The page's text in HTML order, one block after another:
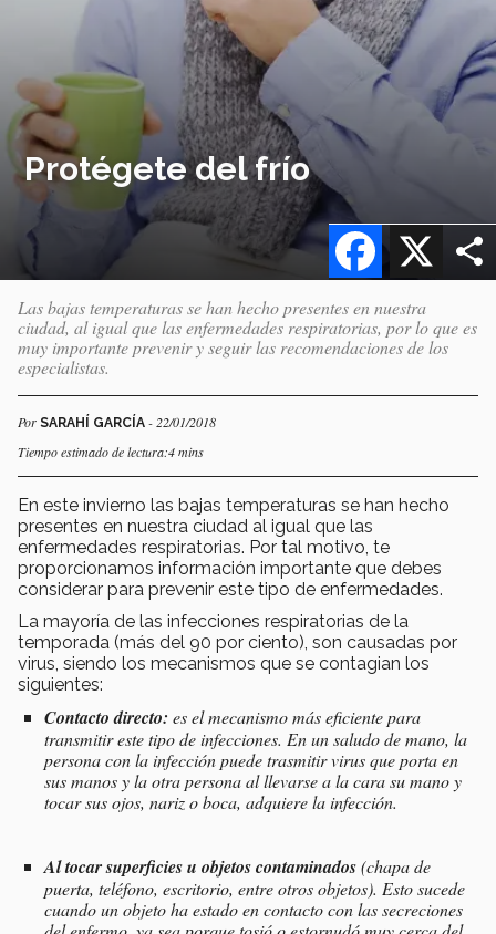
Protégete del frío
X
Facebook
Las bajas temperaturas se han hecho presentes en nuestra
ciudad, al igual que las enfermedades respiratorias, por lo que es
muy importante prevenir y seguir las recomendaciones de los
especialistas.
Por SARAHÍ GARCÍA - 22/01/2018
Tiempo estimado de lectura:4 mins
En este invierno las bajas temperaturas se han hecho
presentes en nuestra ciudad al igual que las
enfermedades respiratorias. Por tal motivo, te
proporcionamos información importante que debes
considerar para prevenir este tipo de enfermedades.
La mayoría de las infecciones respiratorias de la
temporada (más del 90 por ciento), son causadas por
virus, siendo los mecanismos que se contagian los
siguientes:
Contacto directo: es el mecanismo más eficiente para
transmitir este tipo de infecciones. En un saludo de mano, la
persona con la infección puede trasmitir virus que porta en
sus manos y la otra persona al llevarse a la cara su mano y
tocar sus ojos, nariz o boca, adquiere la infección.
Al tocar superficies u objetos contaminados(chapa de
puerta, teléfono, escritorio, entre otros objetos). Esto sucede
cuando un objeto ha estado en contacto con las secreciones